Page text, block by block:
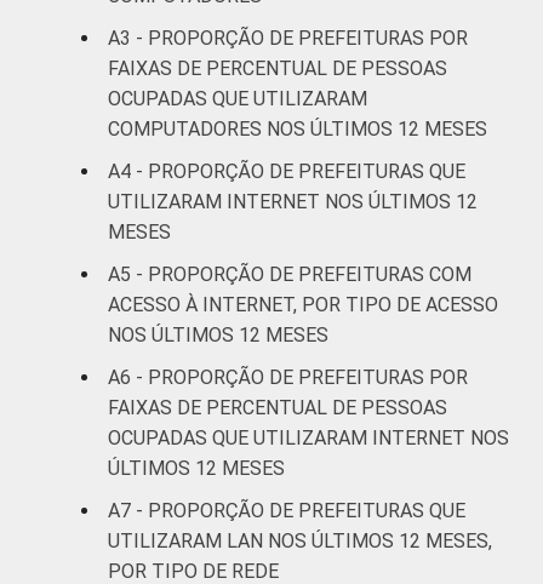
A3 - PROPORÇÃO DE PREFEITURAS POR
FAIXAS DE PERCENTUAL DE PESSOAS
OCUPADAS QUE UTILIZARAM
COMPUTADORES NOS ÚLTIMOS 12 MESES
A4 - PROPORÇÃO DE PREFEITURAS QUE
UTILIZARAM INTERNET NOS ÚLTIMOS 12
MESES
A5 - PROPORÇÃO DE PREFEITURAS COM
ACESSO À INTERNET, POR TIPO DE ACESSO
NOS ÚLTIMOS 12 MESES
A6 - PROPORÇÃO DE PREFEITURAS POR
FAIXAS DE PERCENTUAL DE PESSOAS
OCUPADAS QUE UTILIZARAM INTERNET NOS
ÚLTIMOS 12 MESES
A7 - PROPORÇÃO DE PREFEITURAS QUE
UTILIZARAM LAN NOS ÚLTIMOS 12 MESES,
POR TIPO DE REDE